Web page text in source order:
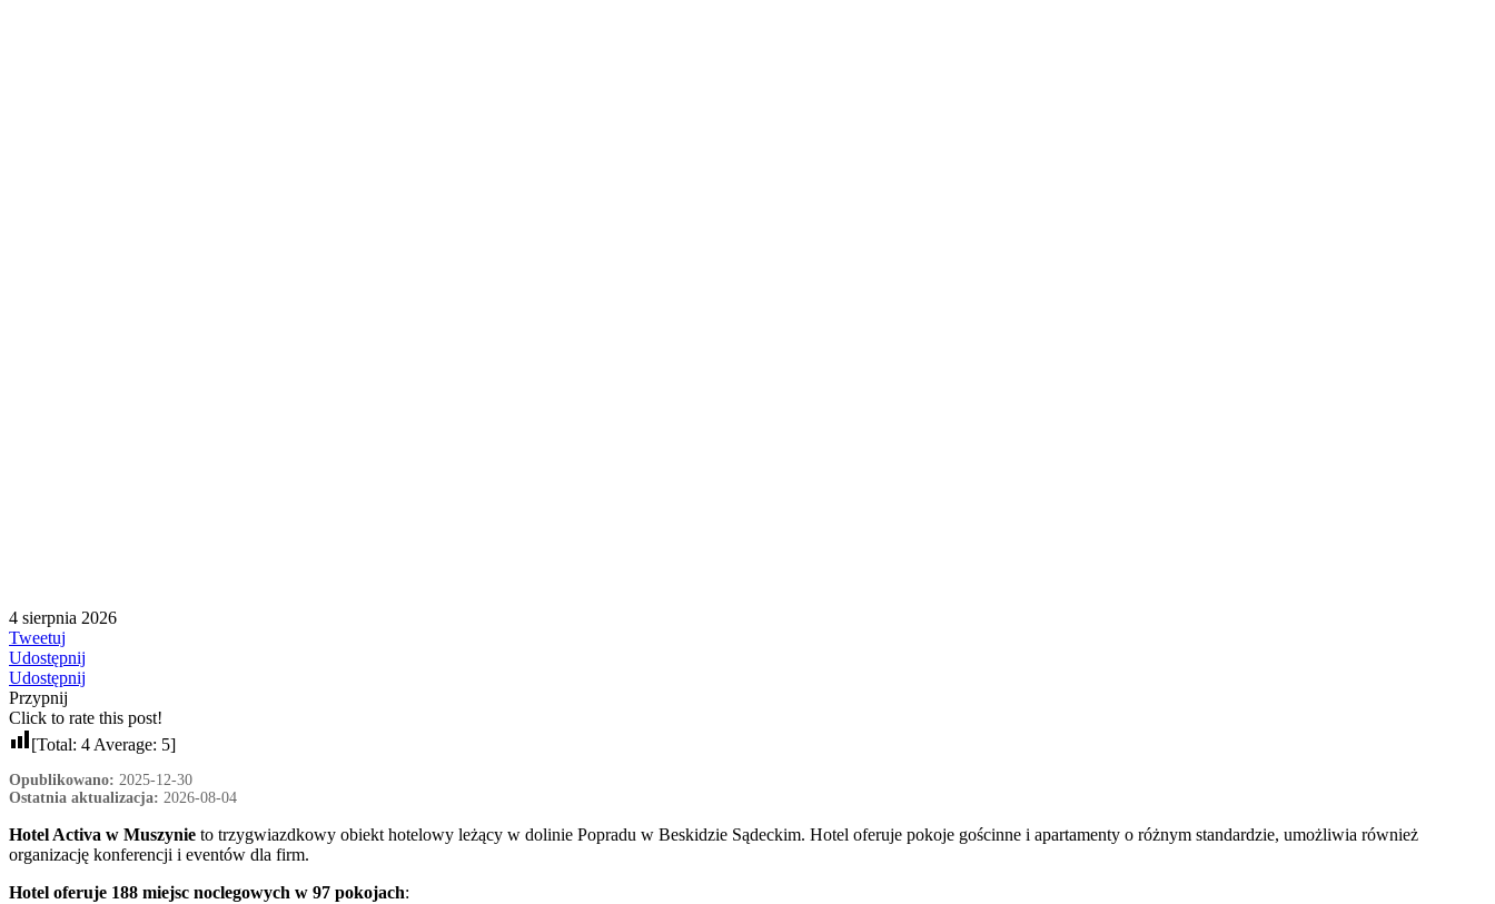
4 sierpnia 2026
Tweetuj
Udostępnij
Udostępnij
Przypnij
Click to rate this post!
[Total: 4Average: 5]
Opublikowano: 2025-12-30
Ostatnia aktualizacja: 2026-08-04
Hotel Activa w Muszynie to trzygwiazdkowy obiekt hotelowy leżący w dolinie Popradu w Beskidzie Sądeckim. Hotel oferuje pokoje gościnne i apartamenty o różnym standardzie, umożliwia również
organizację konferencji i eventów dla firm.
Hotel oferuje 188 miejsc noclegowych w 97 pokojach: